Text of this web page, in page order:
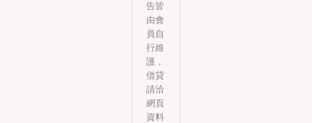
告皆
由會
員自
行維
護，
借貸
請洽
網頁
資料